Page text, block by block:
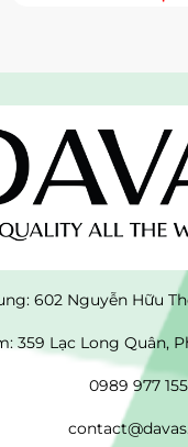
602 Nguyễn Hữu
359 Lạc Long Quân,
0989 977 155